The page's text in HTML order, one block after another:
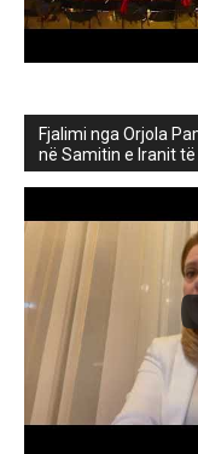
Fjalimi nga Orjola
në Samitin e Iranit